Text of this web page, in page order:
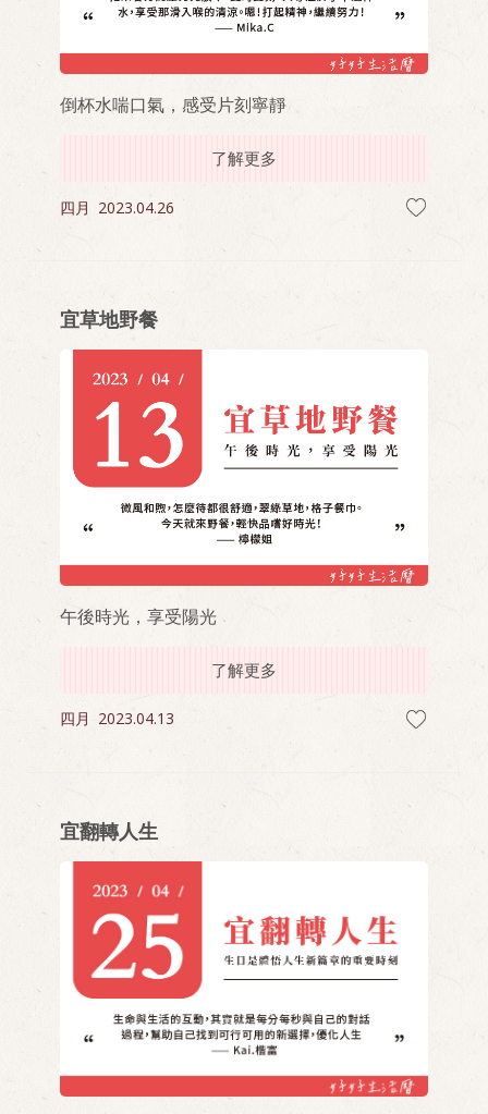
倒杯水喘口氣，感受片刻寧靜
了解更多
四月 2023.04.26
宜草地野餐
午後時光，享受陽光
了解更多
四月 2023.04.13
宜翻轉人生